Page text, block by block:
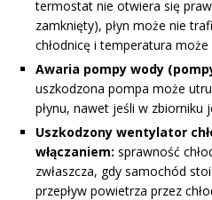
termostat nie otwiera się
zamknięty), płyn może nie
chłodnicę i temperatura może
Awaria pompy wody
uszkodzona pompa może
płynu, nawet jeśli w zbiorniku
Uszkodzony wentylator
włączaniem: sprawność
zwłaszcza, gdy samochód
przepływ powietrza przez